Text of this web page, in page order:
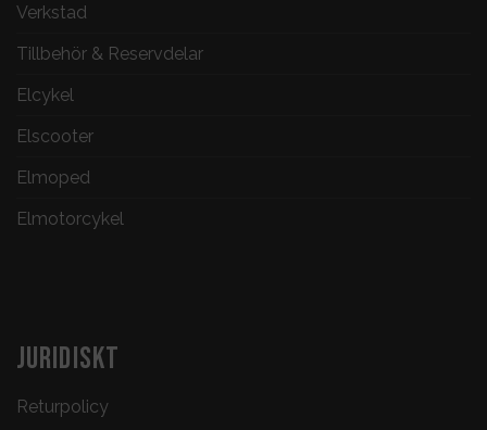
Verkstad
Tillbehör & Reservdelar
Elcykel
Elscooter
Elmoped
Elmotorcykel
JURIDISKT
Returpolicy